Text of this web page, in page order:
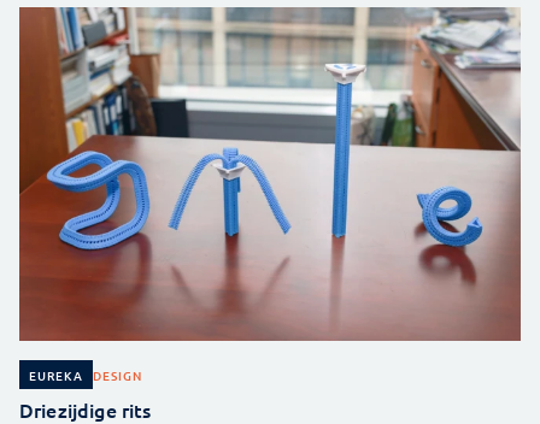
EUREKA DESIGN
Driezijdige rits